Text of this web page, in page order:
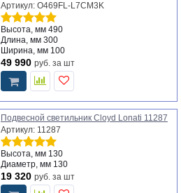
Артикул: O469FL-L7CM3K
Высота, мм 490
Длина, мм 300
Ширина, мм 100
49 990 руб. за шт
Подвесной светильник Cloyd Lonati 11287
Артикул: 11287
Высота, мм 130
Диаметр, мм 130
19 320 руб. за шт